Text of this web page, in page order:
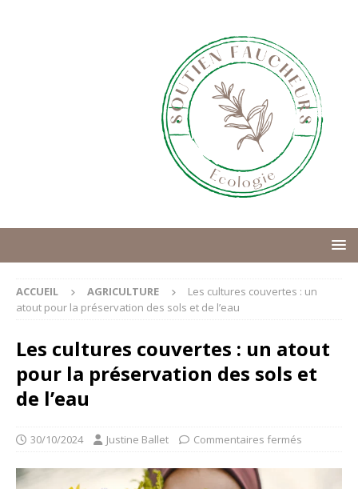
ACCUEIL AGRICULTURE
Les cultures couvertes : un
atout pour la préservation des sols et de l’eau
Les cultures couvertes : un atout
pour la préservation des sols et
de l’eau
30/10/2024 Justine Ballet Commentaires fermés